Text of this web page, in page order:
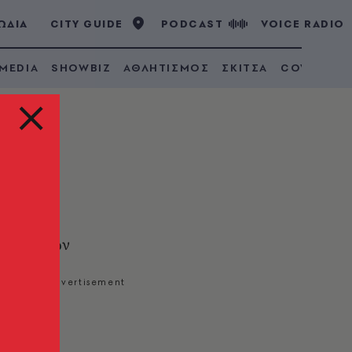
CITY GUIDE PODCAST VOICE RADIO
SHOWBIZ ΑΘΛΗΤΙΣΜΟΣ ΣΚΙΤΣΑ COVID 19